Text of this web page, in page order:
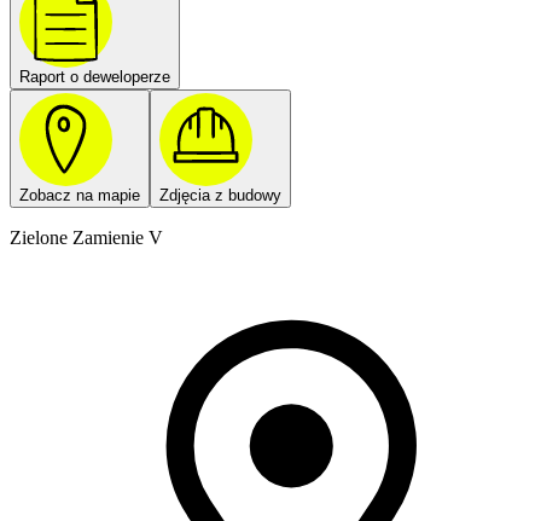
Raport o deweloperze
Zobacz na mapie Zdjęcia z budowy
Zielone Zamienie V